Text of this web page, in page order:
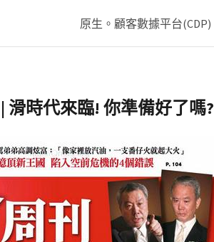
原生。顧客數據平台(CDP)
滑時代來臨! 你準備好了嗎?